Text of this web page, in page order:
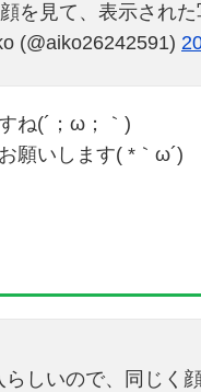
を見て、表示され
(@aiko26242591)
ね(´；ω；｀)
願いします( *｀ω´)
しいので、同じく